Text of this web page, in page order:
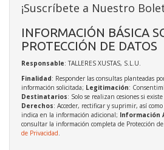
¡Suscríbete a Nuestro
INFORMACIÓN BÁSICA
PROTECCIÓN DE DATOS
Responsable: TALLERES XUSTAS, S.L.U.
Finalidad: Responder las consultas planteadas
información solicitada; Legitimación:
Destinatarios: Solo se realizan cesiones si
Derechos: Acceder, rectificar y suprimir, así como
indica en la información adicional; Información
consultar la información completa de Protección
de Privacidad.